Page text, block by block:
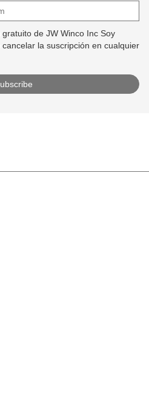
de JW Winco Inc Soy
la suscripción en cualquier